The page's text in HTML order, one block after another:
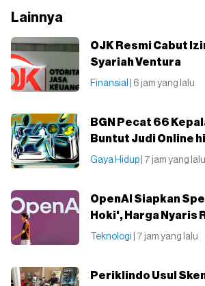
Lainnya
OJK Resmi Cabut
Syariah Ventura
Finansial | 6 jam yang lalu
BGN Pecat 66
Buntut Judi Online
Gaya Hidup | 7 jam yang lalu
OpenAI Siapkan
Hoki', Harga Nyaris
Teknologi | 7 jam yang lalu
Periklindo Usul